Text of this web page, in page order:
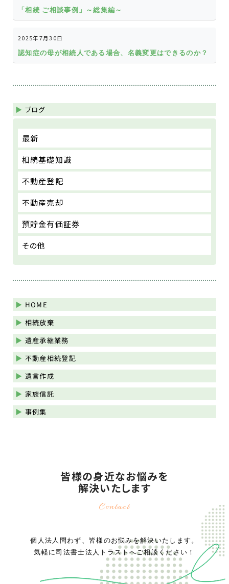
「相続 ご相談事例」～総集編～
2025年7月30日
認知症の母が相続人である場合、名義変更はできるのか？
ブログ
最新
相続基礎知識
不動産登記
不動産売却
預貯金有価証券
その他
HOME
相続放棄
遺産承継業務
不動産相続登記
遺言作成
家族信託
事例集
皆様の身近なお悩みを
解決いたします
Contact
個人法人問わず、皆様のお悩みを解決いたします。
気軽に司法書士法人トラストへご相談ください！